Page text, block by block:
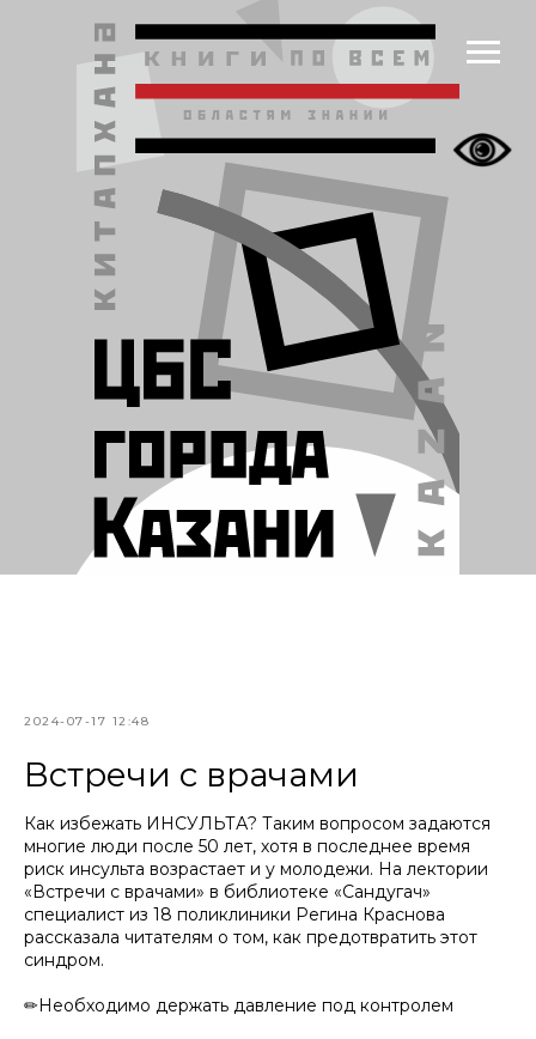
2024-07-17 12:48
Встречи с врачами
Как избежать ИНСУЛЬТА? Таким вопросом задаются
многие люди после 50 лет, хотя в последнее время
риск инсульта возрастает и у молодежи. На лектории
«Встречи с врачами» в библиотеке «Сандугач»
специалист из 18 поликлиники Регина Краснова
рассказала читателям о том, как предотвратить этот
синдром.
✏Необходимо держать давление под контролем